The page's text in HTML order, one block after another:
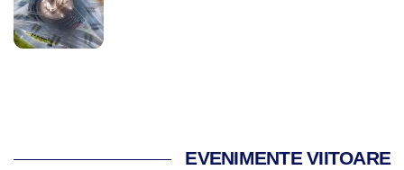
EVENIMENTE VIITOARE